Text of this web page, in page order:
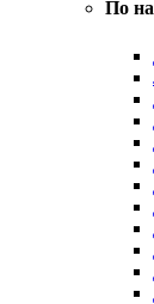
По